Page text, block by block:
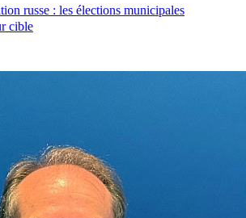
russe : les élections municipales
cible